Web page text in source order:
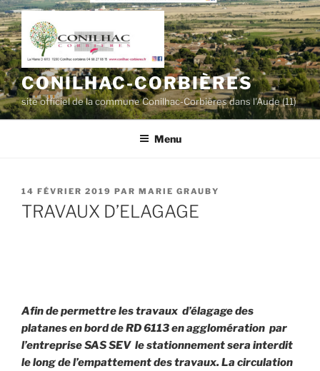
Aller
au
contenu
principal
CONILHAC-CORBIÈRES
site officiel de la commune Conilhac-Corbières dans l'Aude (11)
Menu
PUBLIÉ
LE
14 FÉVRIER 2019 PAR MARIE GRAUBY
TRAVAUX D’ELAGAGE
Afin de permettre les travaux d’élagage des
platanes en bord de RD 6113 en agglomération par
l’entreprise SAS SEV le stationnement sera interdit
le long de l’empattement des travaux. La circulation